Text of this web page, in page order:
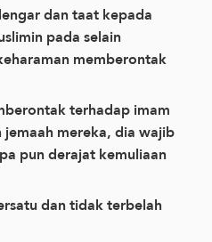
dan taat kepada
pada selain
memberontak
terhadap imam
mereka, dia wajib
pun derajat kemuliaan
dan tidak terbelah